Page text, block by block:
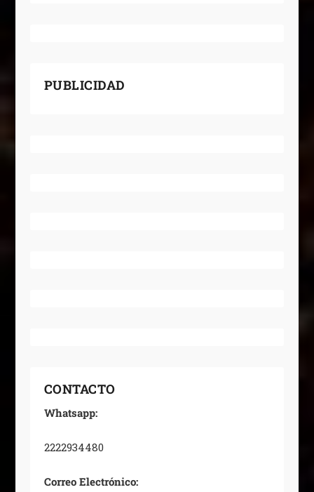
PUBLICIDAD
CONTACTO
Whatsapp:
2222934480
Correo Electrónico: